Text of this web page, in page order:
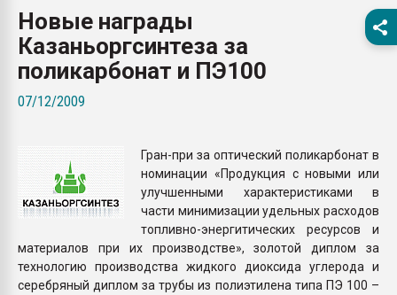
ближайшее
Подмосковье, Москва
ПЕРЕЙТИ НА
Новые награды
Казаньоргсинтеза за
поликарбонат и ПЭ100
07/12/2009
Гран-при за оптический поликарбонат в
номинации «Продукция с новыми или
улучшенными характеристиками в
части минимизации удельных расходов
топливно-энергитических ресурсов и
материалов при их производстве», золотой диплом за
технологию производства жидкого диоксида углерода и
серебряный диплом за трубы из полиэтилена типа ПЭ 100 –